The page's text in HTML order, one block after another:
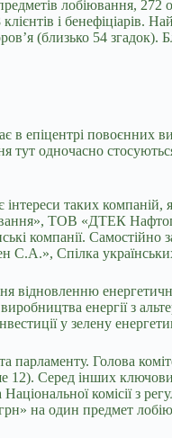
лобіювання, 272
і
(близько 54 згадок).
епіцентрі повоєнних
тут одночасно
інтереси таких
ТОВ «ДТЕК
компанії.
С.А.», Спілка
енергії з
у зелену
парламенту. Голова
Серед інших
комісії з
на один предмет